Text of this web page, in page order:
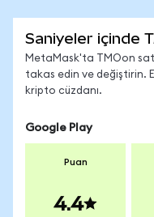
Saniyeler içinde
MetaMask'ta TMOon
takas edin ve değiştirin.
kripto cüzdanı.
Google Play
Puan
4.4